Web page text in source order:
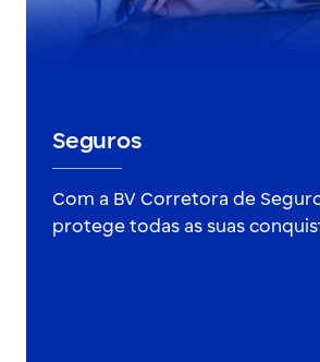
Seguros
Com a BV Corretora de
protege todas as suas